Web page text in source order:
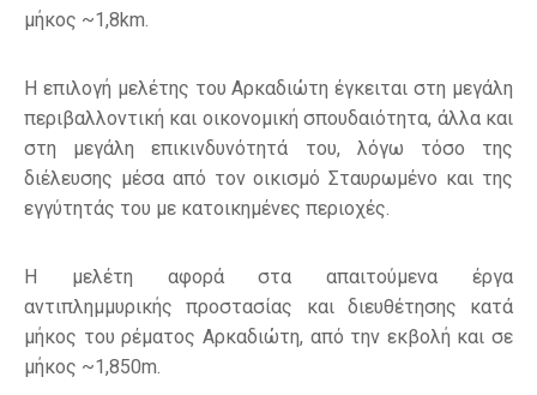
μήκος ~1,8km.
Η επιλογή μελέτης του Αρκαδιώτη έγκειται στη μεγάλη
περιβαλλοντική και οικονομική σπουδαιότητα, άλλα και
στη μεγάλη επικινδυνότητά του, λόγω τόσο της
διέλευσης μέσα από τον οικισμό Σταυρωμένο και της
εγγύτητάς του με κατοικημένες περιοχές.
H μελέτη αφορά στα απαιτούμενα έργα
αντιπλημμυρικής προστασίας και διευθέτησης κατά
μήκος του ρέματος Αρκαδιώτη, από την εκβολή και σε
μήκος ~1,850m.